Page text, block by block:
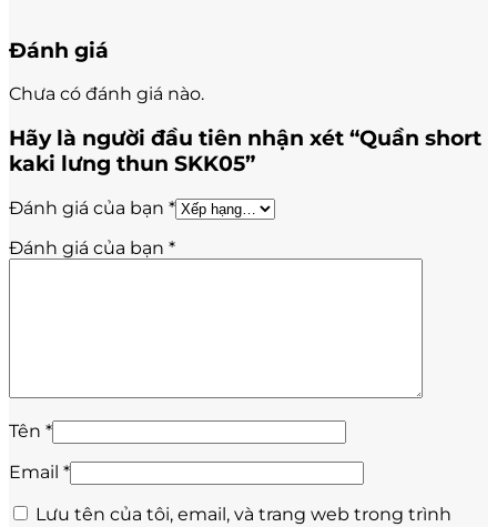
Đánh giá
Chưa có đánh giá nào.
Hãy là người đầu tiên nhận xét “Quần short
kaki lưng thun SKK05”
Đánh giá của bạn *
Đánh giá của bạn *
Tên *
Email *
Lưu tên của tôi, email, và trang web trong trình